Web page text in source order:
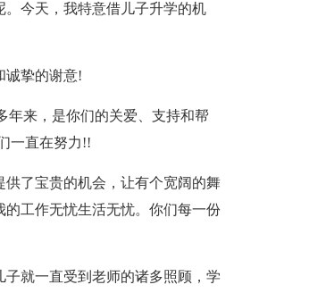
今天，我特意借儿子升学的机
挚的谢意!
来，是你们的关爱、支持和帮
一直在努力!!
了宝贵的机会，让有个宽阔的舞
工作无忧生活无忧。你们每一份
就一直受到老师的诸多照顾，学